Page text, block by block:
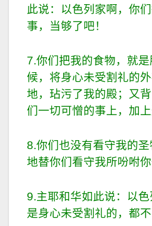
此说：以色列家啊，你
事，当够了吧！
7.你们把我的食物，就
候，将身心未受割礼的
地，玷污了我的殿；又
们一切可憎的事上，加上
8.你们也没有看守我的
地替你们看守我所吩咐你
9.主耶和华如此说：以
是身心未受割礼的，都不